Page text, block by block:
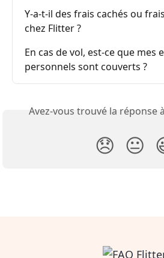
Y-a-t-il des frais cachés ou
chez Flitter ?
En cas de vol, est-ce que mes
personnels sont couverts ?
Avez-vous trouvé la réponse
😞 😐